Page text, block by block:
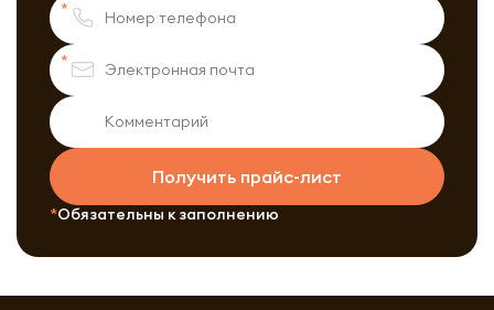
Получить прайс-лист
Обязательны к заполнению